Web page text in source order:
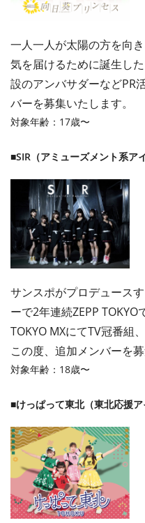
一人一人が太陽の方を向
気を届けるために誕生し
設のアンバサダーなどPR
バーを募集いたします。
対象年齢：17歳〜
■SIR（アミューズメント系ア
サンスポがプロデュース
ーで2年連続ZEPP
TOKYO MXにてTV冠番組
この度、追加メンバーを募
対象年齢：18歳〜
■けっぱって東北（東北応援ア